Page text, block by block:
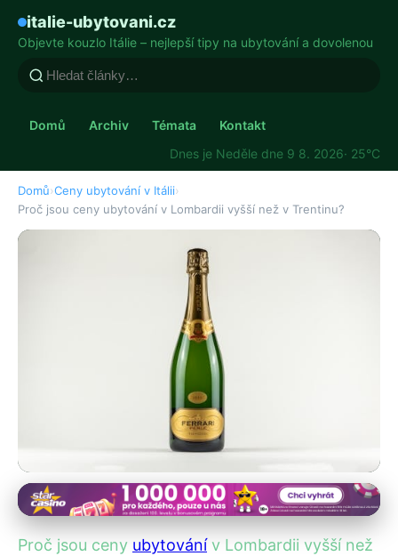
italie-ubytovani.cz
Objevte kouzlo Itálie – nejlepší tipy na ubytování a dovolenou
Domů Archiv Témata
Kontakt
Dnes je Neděle dne 9 8. 2026· 25°C
Domů›Ceny ubytování v Itálii›
Proč jsou ceny ubytování v Lombardii vyšší než v Trentinu?
Ceny ubytování v Itálii
Proč jsou ceny ubytování v
Proč jsou ceny ubytovánív Lombardii vyšší než